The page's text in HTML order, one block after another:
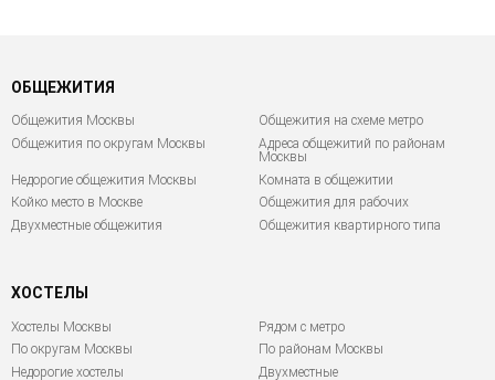
ОБЩЕЖИТИЯ
Общежития Москвы
Общежития на схеме метро
Общежития по округам Москвы
Адреса общежитий по районам
Москвы
Недорогие общежития Москвы
Комната в общежитии
Койко место в Москве
Общежития для рабочих
Двухместные общежития
Общежития квартирного типа
ХОСТЕЛЫ
Хостелы Москвы
По округам Москвы
Недорогие хостелы
Рядом с метро
По районам Москвы
Двухместные